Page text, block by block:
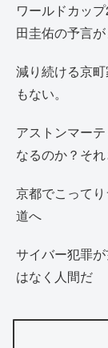
ワールドカッ
田圭佑の予言
減り続ける京
もない。
アストンマー
なるのか？そ
京都でこって
道へ
サイバー犯罪
はなく人間だ